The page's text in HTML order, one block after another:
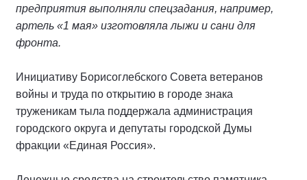
предприятия выполняли спецзадания, например,
артель «1 мая» изготовляла лыжи и сани для
фронта.
Инициативу Борисоглебского Совета ветеранов
войны и труда по открытию в городе знака
труженикам тыла поддержала администрация
городского округа и депутаты городской Думы
фракции «Единая Россия».